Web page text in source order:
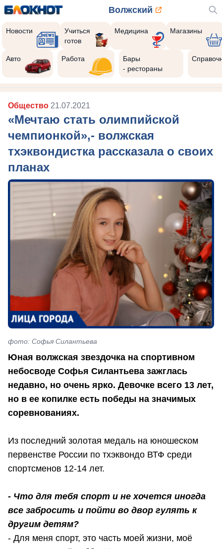
Волжский
Новости
Учиться
готов
Медицина Магазины
Авто Работа
Бары
- рестораны
Общество 21.07.2021
«Мечтаю стать олимпийской
чемпионкой»,- волжская
тхэквондистка рассказала о своих
планах
фото: Софья Силантьева
Юная волжская звездочка на спортивном
небосводе Софья Силантьева зажглась
недавно, но очень ярко. Девочке всего 13 лет,
но в ее копилке есть победы на значимых
соревнованиях.
Из последний золотая медаль на юношеском
первенстве России по тхэквондо ВТФ среди
спортсменов 12-14 лет.
- Что для тебя спорт и не хочется иногда
все забросить и пойти во двор гулять к
другим детям?
- Для меня спорт, это часть моей жизни, моё
Реклама закроется через:
РЕКЛАМА • ISEE.RU